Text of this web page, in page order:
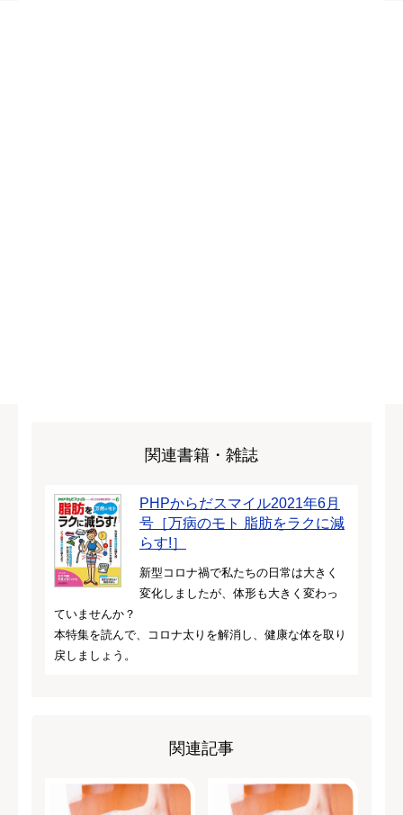
関連書籍・雑誌
PHPからだスマイル2021年6月
号［万病のモト 脂肪をラクに減
らす!］
新型コロナ禍で私たちの日常は大きく
変化しましたが、体形も大きく変わっ
ていませんか？
本特集を読んで、コロナ太りを解消し、健康な体を取り
戻しましょう。
関連記事